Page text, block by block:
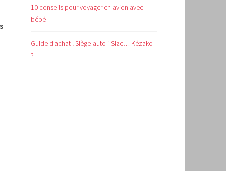
10 conseils pour voyager en avion avec
bébé
Guide d’achat ! Siège-auto i-Size… Kézako
?